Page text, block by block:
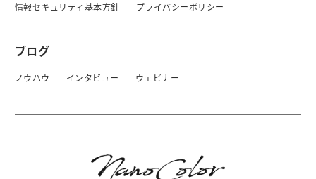
情報セキュリティ基本方針 プライバシーボリシー
ブログ
ノウハウ インタビュー ウェビナー